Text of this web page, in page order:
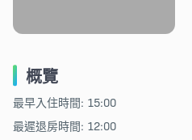
概覽
最早入住時間: 15:00
最遲退房時間: 12:00